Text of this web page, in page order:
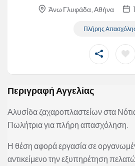
Άνω Γλυφάδα, Αθήνα
Πλήρης
Περιγραφή Αγγελίας
Αλυσίδα ζαχαροπλαστείων στα
Πωλήτρια για πλήρη απασχόληση.
Η θέση αφορά εργασία σε
αντικείμενο την εξυπηρέτηση